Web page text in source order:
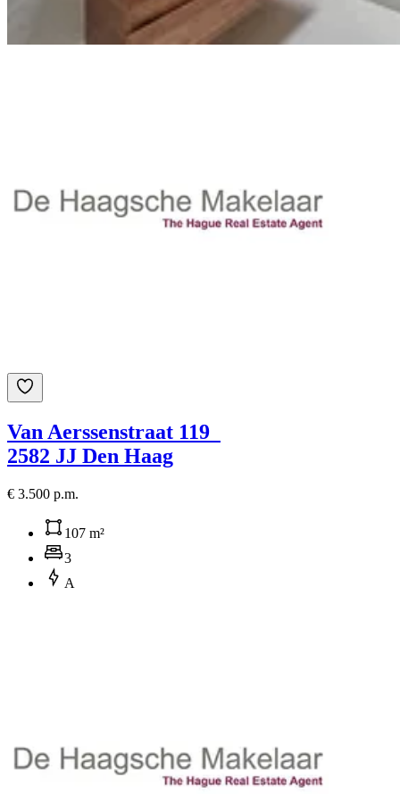
Van Aerssenstraat 119
2582 JJ Den Haag
€ 3.500 p.m.
107 m²
3
A